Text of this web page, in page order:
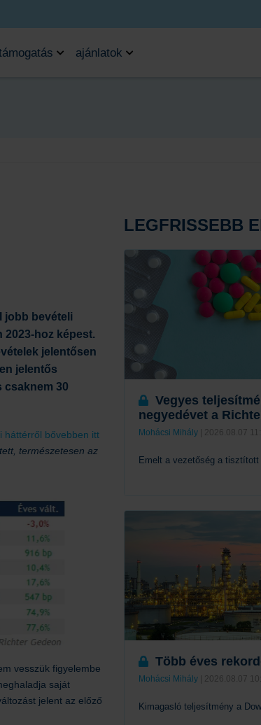
ajánlatok
jobb bevételi
hoz képest.
jelentősen
jelentős
csaknem 30
háttérről bővebben itt
természetesen az
vesszük figyelembe
saját
jelent az előző
LEGFRISSEBB
Vegyes
negyedévet a
Mohácsi Mihály | 2026.08.07
Emelt a vezetőség a
Több éves
Mohácsi Mihály | 2026.08.07
Kimagasló teljesítmény a